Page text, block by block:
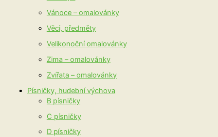
Vánoce – omalovánky
Věci, předměty
Velikonoční omalovánky
Zima – omalovánky
Zvířata – omalovánky
Písničky, hudební výchova
B písničky
C písničky
D písničky